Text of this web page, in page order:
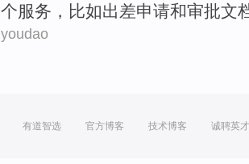
个服务 ，比如出差申请和审批文
youdao
有道智选 官方博客 技术博客 诚聘英才